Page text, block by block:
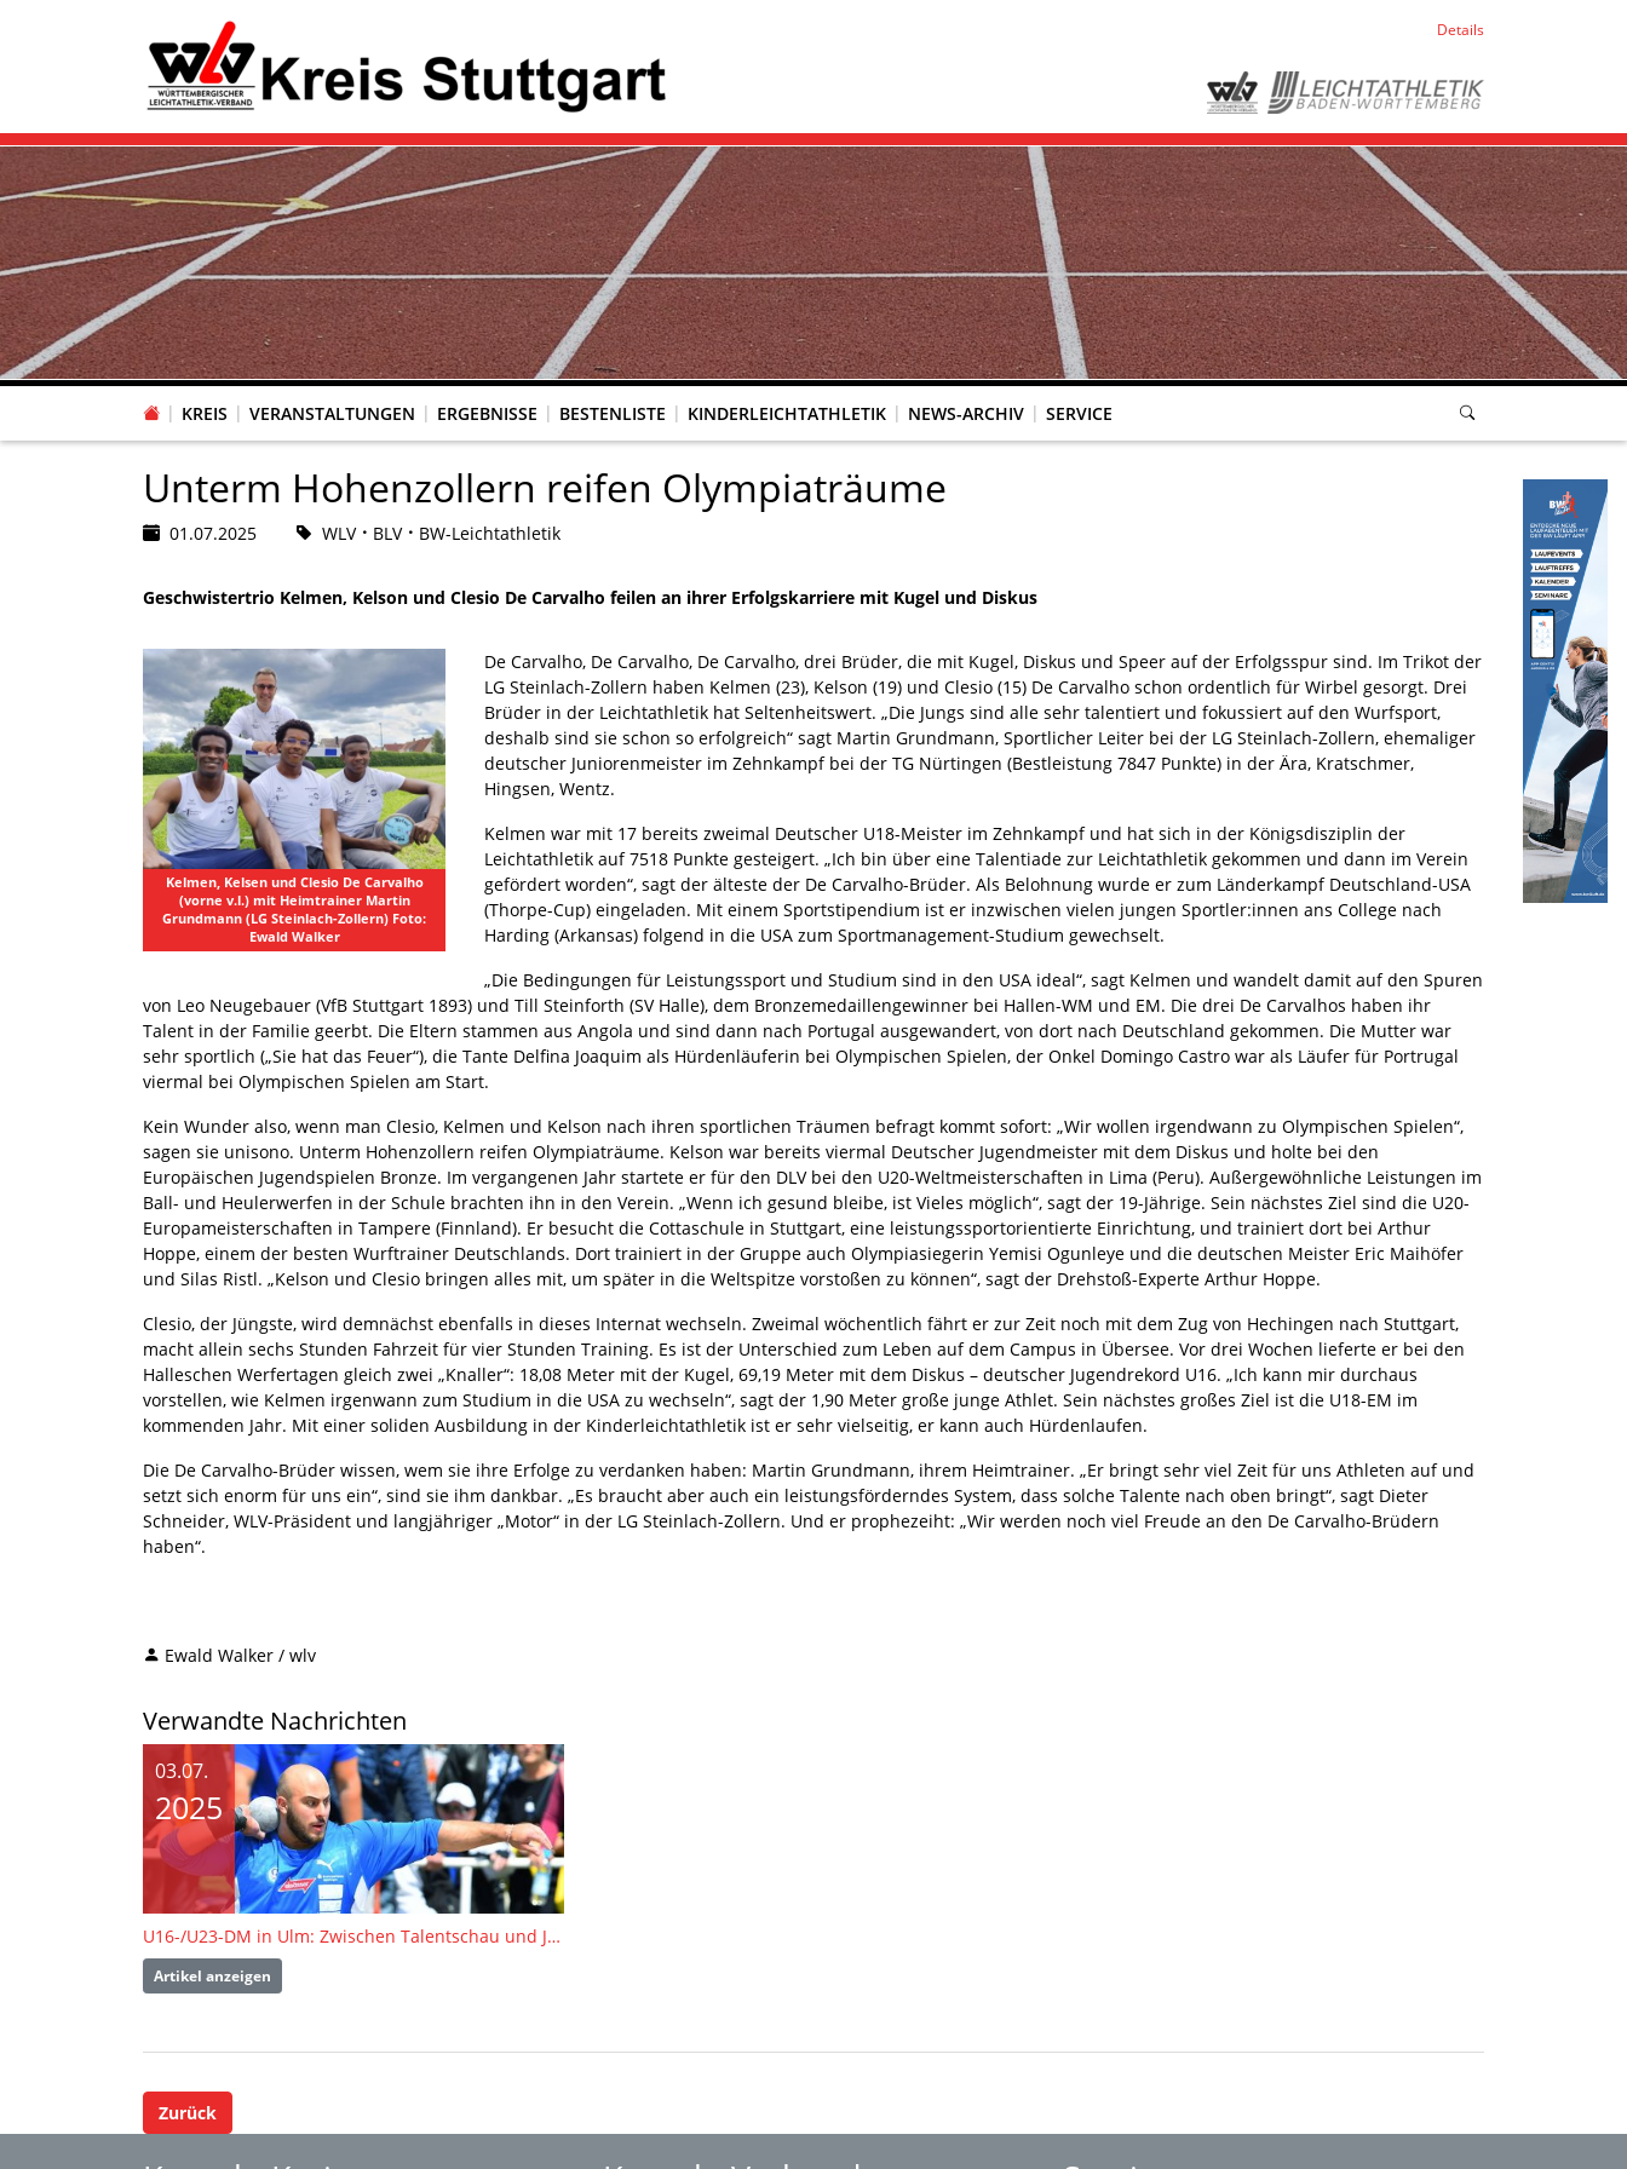
Details
KREIS VERANSTALTUNGEN ERGEBNISSE BESTENLISTE KINDERLEICHTATHLETIK NEWS-ARCHIV SERVICE
Unterm Hohenzollern reifen Olympiaträume
01.07.2025 WLV BLV BW-Leichtathletik
Geschwistertrio Kelmen, Kelson und Clesio De Carvalho feilen an ihrer Erfolgskarriere mit Kugel und Diskus
Kelmen, Kelsen und Clesio De Carvalho
(vorne v.l.) mit Heimtrainer Martin
Grundmann (LG Steinlach-Zollern) Foto:
Ewald Walker
De Carvalho, De Carvalho, De Carvalho, drei Brüder, die mit Kugel, Diskus und Speer auf der Erfolgsspur sind. Im Trikot der
LG Steinlach-Zollern haben Kelmen (23), Kelson (19) und Clesio (15) De Carvalho schon ordentlich für Wirbel gesorgt. Drei
Brüder in der Leichtathletik hat Seltenheitswert. „Die Jungs sind alle sehr talentiert und fokussiert auf den Wurfsport,
deshalb sind sie schon so erfolgreich“ sagt Martin Grundmann, Sportlicher Leiter bei der LG Steinlach-Zollern, ehemaliger
deutscher Juniorenmeister im Zehnkampf bei der TG Nürtingen (Bestleistung 7847 Punkte) in der Ära, Kratschmer,
Hingsen, Wentz.
Kelmen war mit 17 bereits zweimal Deutscher U18-Meister im Zehnkampf und hat sich in der Königsdisziplin der
Leichtathletik auf 7518 Punkte gesteigert. „Ich bin über eine Talentiade zur Leichtathletik gekommen und dann im Verein
gefördert worden“, sagt der älteste der De Carvalho-Brüder. Als Belohnung wurde er zum Länderkampf Deutschland-USA
(Thorpe-Cup) eingeladen. Mit einem Sportstipendium ist er inzwischen vielen jungen Sportler:innen ans College nach
Harding (Arkansas) folgend in die USA zum Sportmanagement-Studium gewechselt.
„Die Bedingungen für Leistungssport und Studium sind in den USA ideal“, sagt Kelmen und wandelt damit auf den Spuren
von Leo Neugebauer (VfB Stuttgart 1893) und Till Steinforth (SV Halle), dem Bronzemedaillengewinner bei Hallen-WM und EM. Die drei De Carvalhos haben ihr
Talent in der Familie geerbt. Die Eltern stammen aus Angola und sind dann nach Portugal ausgewandert, von dort nach Deutschland gekommen. Die Mutter war
sehr sportlich („Sie hat das Feuer“), die Tante Delfina Joaquim als Hürdenläuferin bei Olympischen Spielen, der Onkel Domingo Castro war als Läufer für Portrugal
viermal bei Olympischen Spielen am Start.
Kein Wunder also, wenn man Clesio, Kelmen und Kelson nach ihren sportlichen Träumen befragt kommt sofort: „Wir wollen irgendwann zu Olympischen Spielen“,
sagen sie unisono. Unterm Hohenzollern reifen Olympiaträume. Kelson war bereits viermal Deutscher Jugendmeister mit dem Diskus und holte bei den
Europäischen Jugendspielen Bronze. Im vergangenen Jahr startete er für den DLV bei den U20-Weltmeisterschaften in Lima (Peru). Außergewöhnliche Leistungen im
Ball- und Heulerwerfen in der Schule brachten ihn in den Verein. „Wenn ich gesund bleibe, ist Vieles möglich“, sagt der 19-Jährige. Sein nächstes Ziel sind die U20-
Europameisterschaften in Tampere (Finnland). Er besucht die Cottaschule in Stuttgart, eine leistungssportorientierte Einrichtung, und trainiert dort bei Arthur
Hoppe, einem der besten Wurftrainer Deutschlands. Dort trainiert in der Gruppe auch Olympiasiegerin Yemisi Ogunleye und die deutschen Meister Eric Maihöfer
und Silas Ristl. „Kelson und Clesio bringen alles mit, um später in die Weltspitze vorstoßen zu können“, sagt der Drehstoß-Experte Arthur Hoppe.
Clesio, der Jüngste, wird demnächst ebenfalls in dieses Internat wechseln. Zweimal wöchentlich fährt er zur Zeit noch mit dem Zug von Hechingen nach Stuttgart,
macht allein sechs Stunden Fahrzeit für vier Stunden Training. Es ist der Unterschied zum Leben auf dem Campus in Übersee. Vor drei Wochen lieferte er bei den
Halleschen Werfertagen gleich zwei „Knaller“: 18,08 Meter mit der Kugel, 69,19 Meter mit dem Diskus – deutscher Jugendrekord U16. „Ich kann mir durchaus
vorstellen, wie Kelmen irgenwann zum Studium in die USA zu wechseln“, sagt der 1,90 Meter große junge Athlet. Sein nächstes großes Ziel ist die U18-EM im
kommenden Jahr. Mit einer soliden Ausbildung in der Kinderleichtathletik ist er sehr vielseitig, er kann auch Hürdenlaufen.
Die De Carvalho-Brüder wissen, wem sie ihre Erfolge zu verdanken haben: Martin Grundmann, ihrem Heimtrainer. „Er bringt sehr viel Zeit für uns Athleten auf und
setzt sich enorm für uns ein“, sind sie ihm dankbar. „Es braucht aber auch ein leistungsförderndes System, dass solche Talente nach oben bringt“, sagt Dieter
Schneider, WLV-Präsident und langjähriger „Motor“ in der LG Steinlach-Zollern. Und er prophezeiht: „Wir werden noch viel Freude an den De Carvalho-Brüdern
haben“.
Ewald Walker / wlv
Verwandte Nachrichten
03.07.
2025
U16-/U23-DM in Ulm: Zwischen Talentschau und Jagd auf die U23-EM-Tickets
Artikel anzeigen
Zurück